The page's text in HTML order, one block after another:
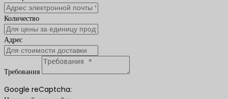
Количество
Адрес
Требования
Google reCaptcha: